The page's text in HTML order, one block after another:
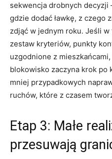
sekwencja drobnych decyzji
gdzie dodać ławkę, z czego
zdjąć w jednym roku. Jeśli
zestaw kryteriów, punkty
uzgodnione z
blokowisko zaczyna krok po
mniej przypadkowych
ruchów, które z czasem
Etap 3: Małe
przesuwają